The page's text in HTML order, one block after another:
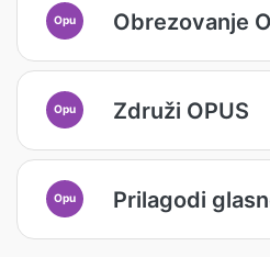
Opu Obrezovanje
Opu Združi OPUS
Opu Prilagodi